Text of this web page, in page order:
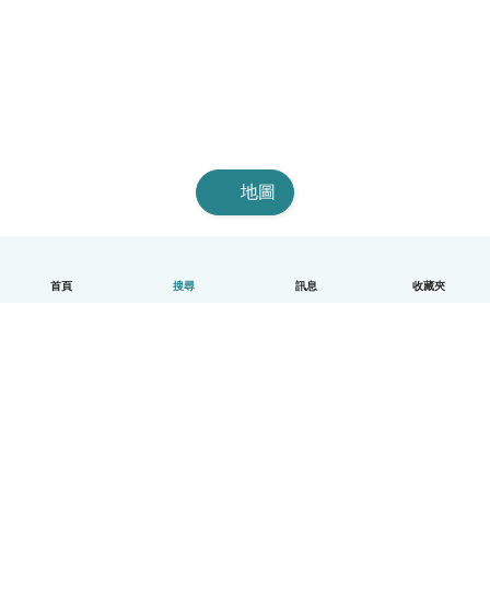
首頁 搜尋 訊息 收藏夾
地圖